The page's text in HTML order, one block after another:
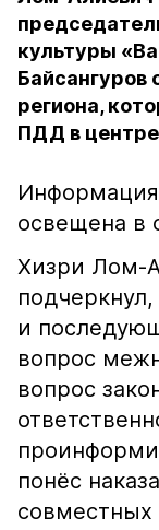
культуры
Байсангуров
региона,
ПДД в
освещена в
Хизри Лом-
и
вопрос
вопрос
понёс
совместных